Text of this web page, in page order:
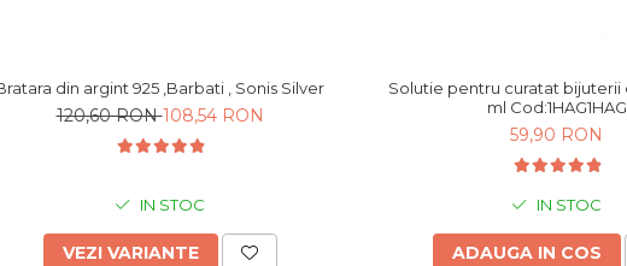
Bratara din argint 925 ,Barbati , Sonis Silver
120,60 RON108,54 RON
IN STOC
VEZI VARIANTE
Solutie pentru curatat bijuterii
ml Cod:1HAG1HAG
59,90 RON
IN STOC
ADAUGA IN COS